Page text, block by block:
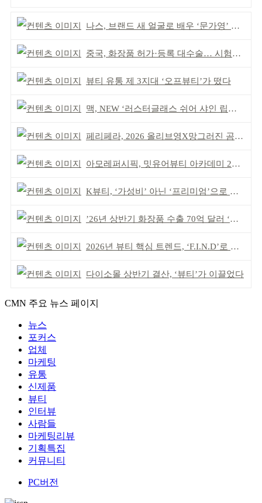
나스, 브랜드 새 얼굴로 배우 ‘문가영’ 발탁
중국, 화장품 허가·등록 대수술… 시험자료 공용 허용
뷰티 유통 제 3지대 ‘오프뷰티’가 떴다
맥, NEW ‘러스터글래스 쉬어 샤인 립스틱’ 출시
페리페라, 2026 올리브영X망그러진 곰 콜라보
아모레퍼시픽, 밋유어뷰티 아카데미 2기 발대식
K뷰티, ‘가성비’ 아닌 ‘프리미엄’으로 승부걸어야
’26년 상반기 화장품 수출 70억 달러 ‘역대 최고’
2026년 뷰티 핵심 트렌드, ‘F.I.N.D’로 읽는다
다이소몰 상반기 결산, ‘뷰티’가 이끌었다
CMN 주요 뉴스 페이지
뉴스
포커스
업체
마케팅
유통
신제품
뷰티
인터뷰
사람들
마케팅리뷰
기획특집
커뮤니티
PC버전